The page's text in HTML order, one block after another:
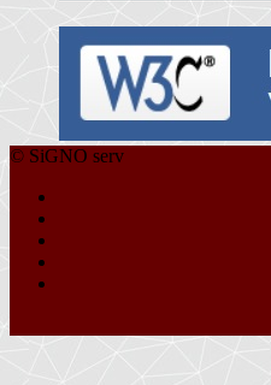
© SiGNO serv